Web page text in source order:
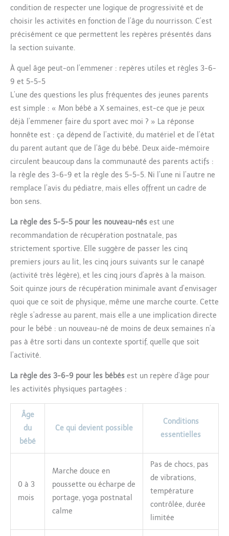
condition de respecter une logique de progressivité et de
choisir les activités en fonction de l’âge du nourrisson. C’est
précisément ce que permettent les repères présentés dans
la section suivante.
À quel âge peut-on l’emmener : repères utiles et règles 3-6-
9 et 5-5-5
L’une des questions les plus fréquentes des jeunes parents
est simple : « Mon bébé a X semaines, est-ce que je peux
déjà l’emmener faire du sport avec moi ? » La réponse
honnête est : ça dépend de l’activité, du matériel et de l’état
du parent autant que de l’âge du bébé. Deux aide-mémoire
circulent beaucoup dans la communauté des parents actifs :
la règle des 3-6-9 et la règle des 5-5-5. Ni l’une ni l’autre ne
remplace l’avis du pédiatre, mais elles offrent un cadre de
bon sens.
La règle des 5-5-5 pour les nouveau-nés est une
recommandation de récupération postnatale, pas
strictement sportive. Elle suggère de passer les cinq
premiers jours au lit, les cinq jours suivants sur le canapé
(activité très légère), et les cinq jours d’après à la maison.
Soit quinze jours de récupération minimale avant d’envisager
quoi que ce soit de physique, même une marche courte. Cette
règle s’adresse au parent, mais elle a une implication directe
pour le bébé : un nouveau-né de moins de deux semaines n’a
pas à être sorti dans un contexte sportif, quelle que soit
l’activité.
La règle des 3-6-9 pour les bébés est un repère d’âge pour
les activités physiques partagées :
Âge
du
bébé
Ce qui devient possible
Conditions
essentielles
0 à 3
mois
Marche douce en
poussette ou écharpe de
portage, yoga postnatal
calme
Pas de chocs, pas
de vibrations,
température
contrôlée, durée
limitée